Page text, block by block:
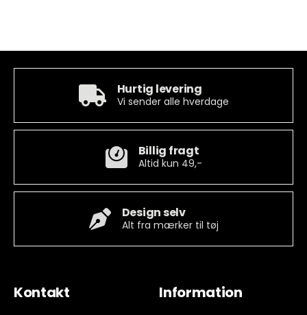
Hurtig levering
Vi sender alle hverdage
Billig fragt
Altid kun 49,-
Design selv
Alt fra mærker til tøj
Kontakt Information